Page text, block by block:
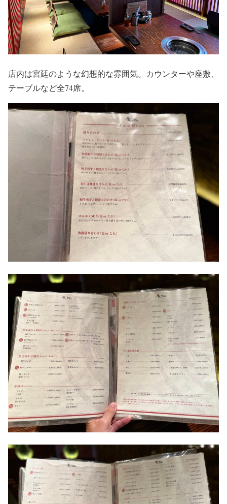
店内は宮廷のような幻想的な雰囲気。カウンターや座敷、
テーブルなど全74席。